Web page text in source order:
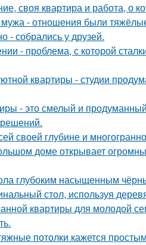
своя квартира и работа, о
- отношения были
- собрались у друзей.
- проблема, с которой
квартиры - студии
- это смелый и
своей глубине и
доме открывает
глубоким насыщенным
стол, используя
квартиры для молодой
потолки кажется